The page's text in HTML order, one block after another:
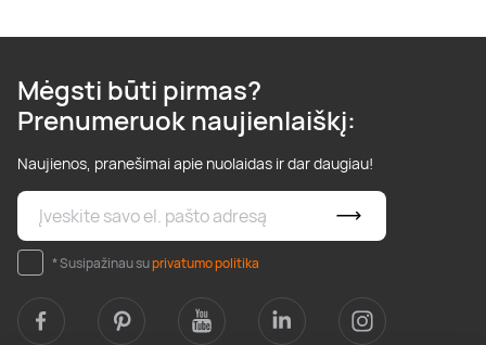
Mėgsti būti pirmas?
Prenumeruok naujienlaiškį:
Naujienos, pranešimai apie nuolaidas ir dar daugiau!
* Susipažinau suprivatumo politika